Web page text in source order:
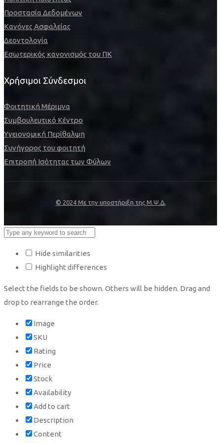
Προστασία Δεδομένων
Κανόνες Ασφαλείας
Δεοντολογία
Εσωτερικός κανονισμός του ΠΚ
Χρήσιμοι Σύνδεσμοι
Φοιτητική Μέριμνα
Συμβουλευτικό Κέντρο
Υγειονομική Περίθαλψη
Συνήγορος του φοιτητή
Επιτροπή Ισότητας των Φύλων
© 2024 Με την υποστήριξη της Μ.Ψ.Δ.
Hide similarities
Highlight differences
Select the fields to be shown. Others will be hidden. Drag and
drop to rearrange the order.
Image
SKU
Rating
Price
Stock
Availability
Add to cart
Description
Content